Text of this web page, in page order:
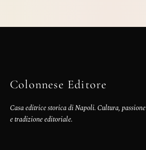
Colonnese Editore
Casa editrice storica di Napoli. Cultura, passione
e tradizione editoriale.